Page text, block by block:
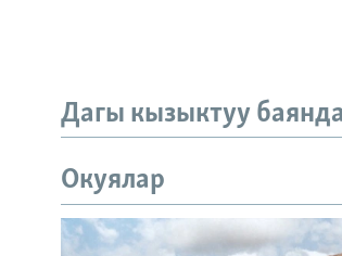
Дагы кызыктуу
Окуялар